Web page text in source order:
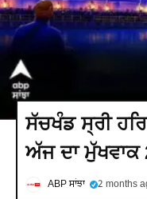
ਸੱਚਖੰਡ ਸ੍ਰੀ
ਅੱਜ ਦਾ ਮੁੱਖਵਾਕ
ABP ਸਾਂਝਾ 2 months